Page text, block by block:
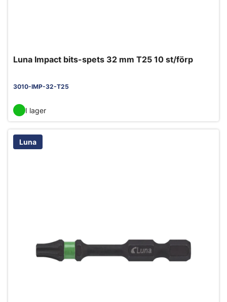
Luna Impact bits-spets 32 mm T25 10 st/förp
3010-IMP-32-T25
I lager
Luna